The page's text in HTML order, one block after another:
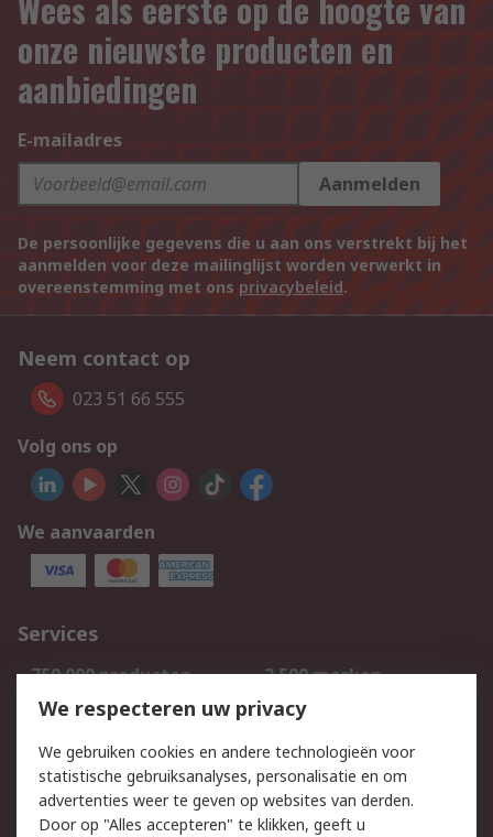
onze nieuwste producten en
aanbiedingen
E-mailadres
Aanmelden
De persoonlijke gegevens die u aan ons verstrekt bij het
aanmelden voor deze mailinglijst worden verwerkt in
overeenstemming met ons privacybeleid.
Neem contact op
023 51 66 555
Volg ons op
We aanvaarden
Services
750.000 producten
2.500 merken
Bestellen
Inkoopoplossingen
Track & Trace
Wettelijk
We respecteren uw privacy
We gebruiken cookies en andere technologieën voor
statistische gebruiksanalyses, personalisatie en om
advertenties weer te geven op websites van derden.
Door op "Alles accepteren" te klikken, geeft u